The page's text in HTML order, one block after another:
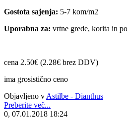
Gostota sajenja: 5-7 kom/m2
Uporabna za: vrtne grede, korita in
cena 2.50€ (2.28€ brez DDV)
ima grosistično ceno
Objavljeno v Astilbe - Dianthus
Preberite več...
0, 07.01.2018 18:24